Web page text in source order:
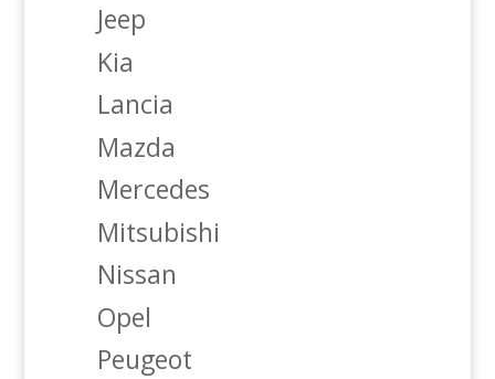
Jeep
Kia
Lancia
Mazda
Mercedes
Mitsubishi
Nissan
Opel
Peugeot